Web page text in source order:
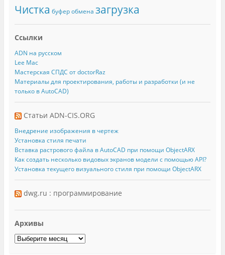
Чистка буфер обмена загрузка
Ссылки
ADN на русском
Lee Mac
Мастерская СПДС от doctorRaz
Материалы для проектирования, работы и разработки (и не
только в AutoCAD)
Статьи ADN-CIS.ORG
Внедрение изображения в чертеж
Установка стиля печати
Вставка растрового файла в AutoCAD при помощи ObjectARX
Как создать несколько видовых экранов модели с помощью API?
Установка текущего визуального стиля при помощи ObjectARX
dwg.ru : программирование
Архивы